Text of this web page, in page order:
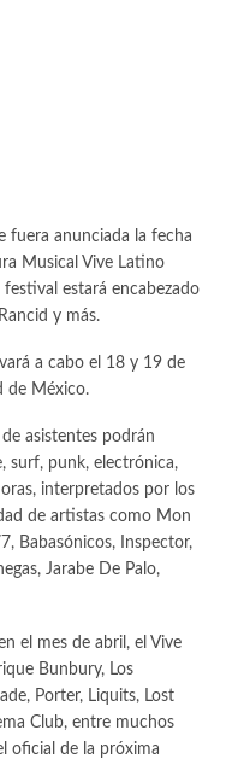
fuera anunciada la fecha
Musical Vive Latino
estará encabezado
y más.
a cabo el 18 y 19 de
de México.
asistentes podrán
surf, punk, electrónica,
interpretados por los
de artistas como Mon
Babasónicos, Inspector,
Jarabe De Palo,
el mes de abril, el Vive
Bunbury, Los
Porter, Liquits, Lost
Club, entre muchos
oficial de la próxima